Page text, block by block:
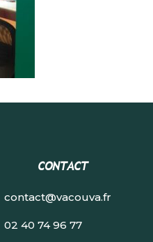
CONTACT
contact@vacouva.fr
02 40 74 96 77